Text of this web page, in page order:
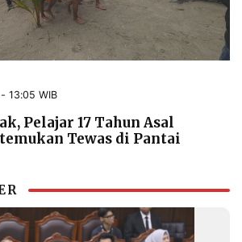
BERITA
WARGA
KIRIM
TERM
OF
13:05 WIB
Pelajar 17 Tahun Asal
Tewas di Pantai